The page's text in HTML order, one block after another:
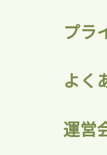
プラ
よく
運営